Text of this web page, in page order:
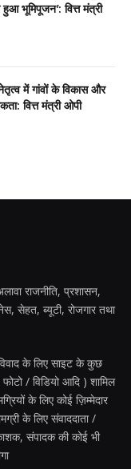
भूमिपूजन’: वित्त मंत्री
में गांवों के विकास और
वित्त मंत्री ओपी
राजनीति, प्रशासन,
सेहत, ब्यूटी, रोजगार तथा
के लिए साइट के कुछ
फोटो / विडियो आदि ) शामिल
के लिए कोई ज़िम्मेदार
के लिए संवाददाता /
संपादक की कोई भी